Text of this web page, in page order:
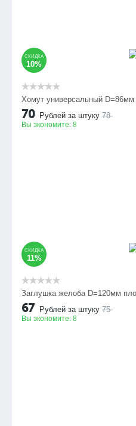
СКИДКА
10%
Хомут универсальный D=86мм
70 Рублей за штуку 78
Вы экономите: 8
СКИДКА
11%
Заглушка желоба D=120мм
67 Рублей за штуку 75
Вы экономите: 8